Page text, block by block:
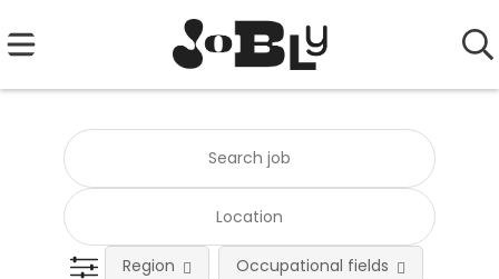
Region Occupational fields